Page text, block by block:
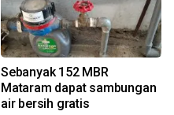
Sebanyak 152 MBR
Mataram dapat sambungan
air bersih gratis